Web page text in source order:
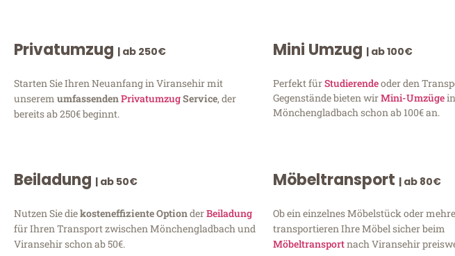
Privatumzug | ab 250€
Starten Sie Ihren Neuanfang in Viransehir mit
unserem umfassendenPrivatumzugService, der
bereits ab 250€ beginnt.
Mini Umzug | ab 100€
Perfekt fürStudierendeoder den
Gegenstände bieten wirMini-Umzügein
Mönchengladbach schon ab 100€ an.
Beiladung | ab 50€
Nutzen Sie diekosteneffiziente OptionderBeiladung
für Ihren Transport zwischen Mönchengladbach und
Viransehir schon ab 50€.
Möbeltransport | ab 80€
Ob ein einzelnes Möbelstück oder
transportieren Ihre Möbel sicher beim
Möbeltransportnach Viransehir